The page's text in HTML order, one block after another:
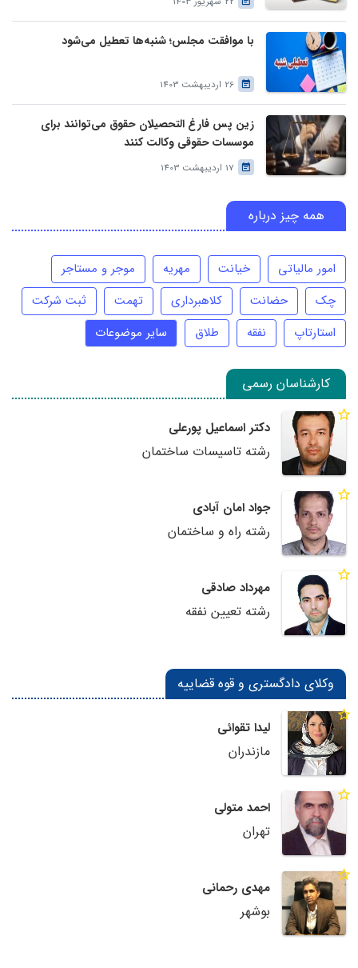
با موافقت مجلس؛ شنبه‌ها تعطیل می‌شود
26 اردیبهشت 1403
زین پس فارغ التحصیلان حقوق می‌توانند برای
موسسات حقوقی وکالت کنند
17 اردیبهشت 1403
همه چیز درباره
امور مالیاتی خیانت مهریه
موجر و مستاجر
چک
حضانت کلاهبرداری تهمت
ثبت شرکت
استارتاپ
نفقه طلاق سایر موضوعات
کارشناسان رسمی
دکتر اسماعیل پورعلی
رشته تاسیسات ساختمان
جواد امان آبادی
رشته راه و ساختمان
مهرداد صادقی
رشته تعیین نفقه
وکلای دادگستری و قوه قضاییه
لیدا تقوائی
مازندران
احمد متولی
تهران
مهدی رحمانی
بوشهر